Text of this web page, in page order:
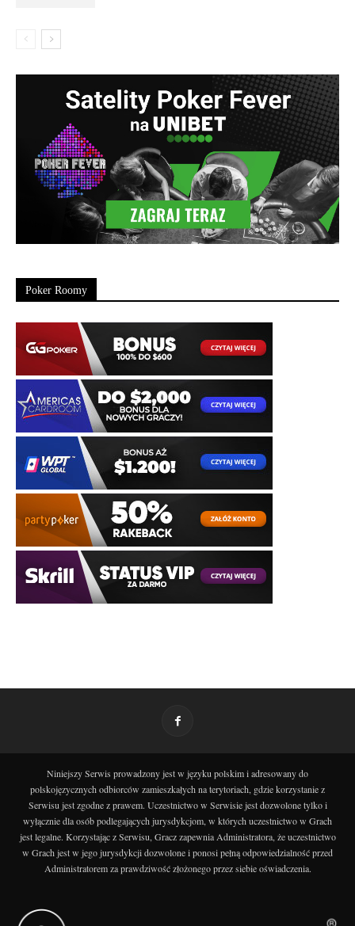
Poker Roomy
Niniejszy Serwis prowadzony jest w języku polskim i adresowany do
polskojęzycznych odbiorców zamieszkałych na terytoriach, gdzie korzystanie z
Serwisu jest zgodne z prawem. Uczestnictwo w Serwisie jest dozwolone tylko i
wyłącznie dla osób podlegających jurysdykcjom, w których uczestnictwo w Grach
jest legalne. Korzystając z Serwisu, Gracz zapewnia Administratora, że uczestnictwo
w Grach jest w jego jurysdykcji dozwolone i ponosi pełną odpowiedzialność przed
Administratorem za prawdziwość złożonego przez siebie oświadczenia.